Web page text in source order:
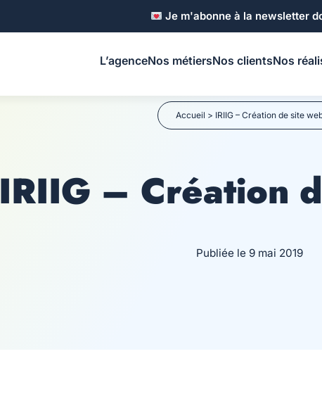
Je m'abonne à la newsletter
L’agenceNos métiersNos clientsNos
Accueil > IRIIG – Création de site
IRIIG – Création
Publiée le 9 mai 2019